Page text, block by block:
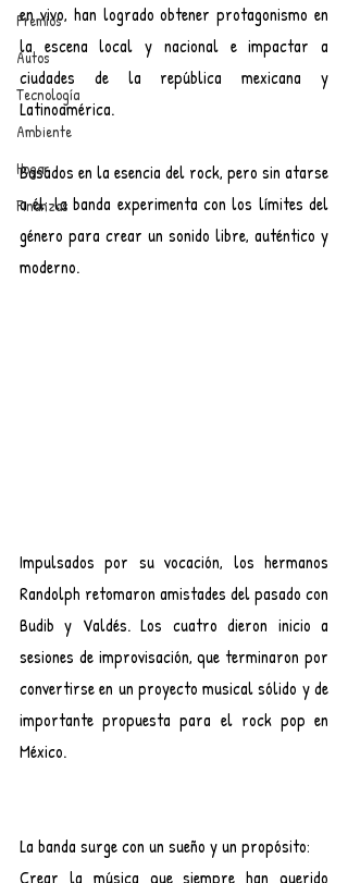
Premios
Autos
Tecnología
Ambiente
Hogar
Finanzas
en vivo, han logrado obtener protagonismo en
la escena local y nacional e impactar a
ciudades de la república mexicana y
Latinoamérica.
Basados en la esencia del rock, pero sin atarse
a él; la banda experimenta con los límites del
género para crear un sonido libre, auténtico y
moderno.
Impulsados por su vocación, los hermanos
Randolph retomaron amistades del pasado con
Budib y Valdés. Los cuatro dieron inicio a
sesiones de improvisación, que terminaron por
convertirse en un proyecto musical sólido y de
importante propuesta para el rock pop en
México.
La banda surge con un sueño y un propósito:
Crear la música que siempre han querido